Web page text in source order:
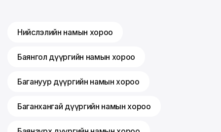
Нийслэлийн намын хороо
Баянгол дүүргийн намын хороо
Багануур дүүргийн намын хороо
Баганхангай дүүргийн намын хороо